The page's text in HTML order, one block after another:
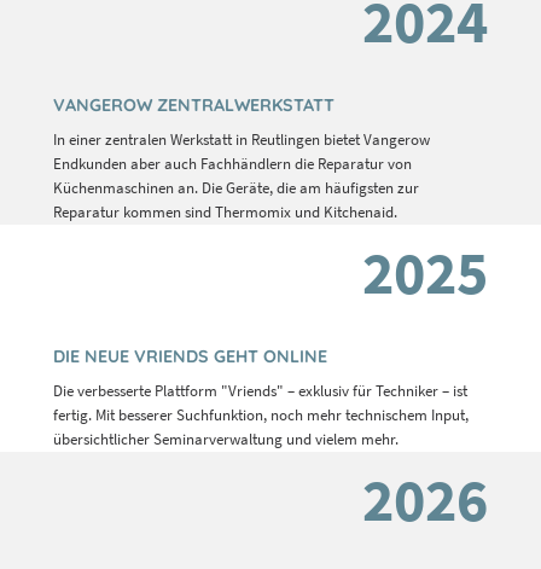
2024
VANGEROW ZENTRALWERKSTATT
In einer zentralen Werkstatt in Reutlingen bietet Vangerow
Endkunden aber auch Fachhändlern die Reparatur von
Küchenmaschinen an. Die Geräte, die am häufigsten zur
Reparatur kommen sind Thermomix und Kitchenaid.
2025
DIE NEUE VRIENDS GEHT ONLINE
Die verbesserte Plattform "Vriends" – exklusiv für Techniker – ist
fertig. Mit besserer Suchfunktion, noch mehr technischem Input,
übersichtlicher Seminarverwaltung und vielem mehr.
2026